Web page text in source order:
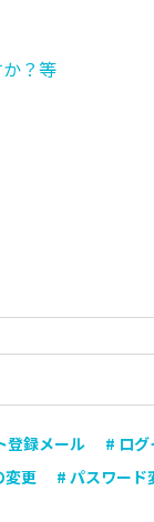
？等
登録メール
# ログ
変更
# パスワード